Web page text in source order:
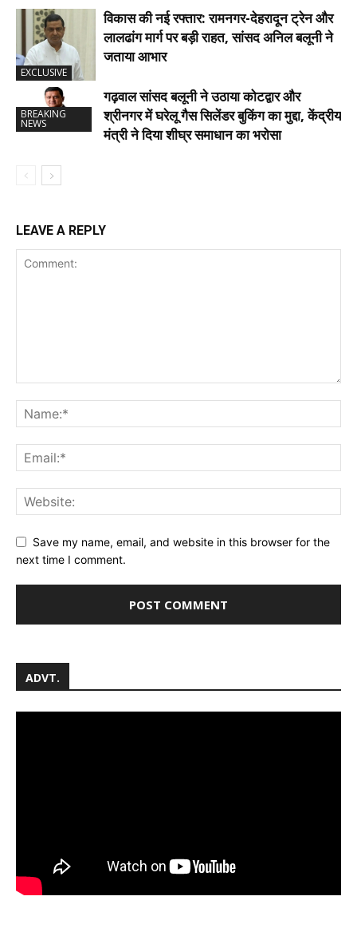
EXCLUSIVE
विकास की नई रफ्तार: रामनगर-देहरादून ट्रेन और
लालढांग मार्ग पर बड़ी राहत, सांसद अनिल बलूनी ने
जताया आभार
BREAKING
NEWS
गढ़वाल सांसद बलूनी ने उठाया कोटद्वार और
श्रीनगर में घरेलू गैस सिलेंडर बुकिंग का मुद्दा, केंद्रीय
मंत्री ने दिया शीघ्र समाधान का भरोसा
LEAVE A REPLY
Save my name, email, and website in this browser for the
next time I comment.
ADVT.